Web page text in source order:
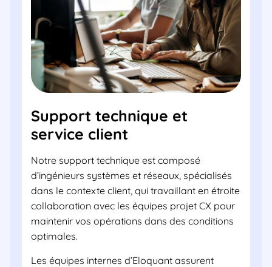
Support technique et
service client
Notre support technique est composé
d’ingénieurs systèmes et réseaux, spécialisés
dans le contexte client, qui travaillant en étroite
collaboration avec les équipes projet CX pour
maintenir vos opérations dans des conditions
optimales.
Les équipes internes d’Eloquant assurent